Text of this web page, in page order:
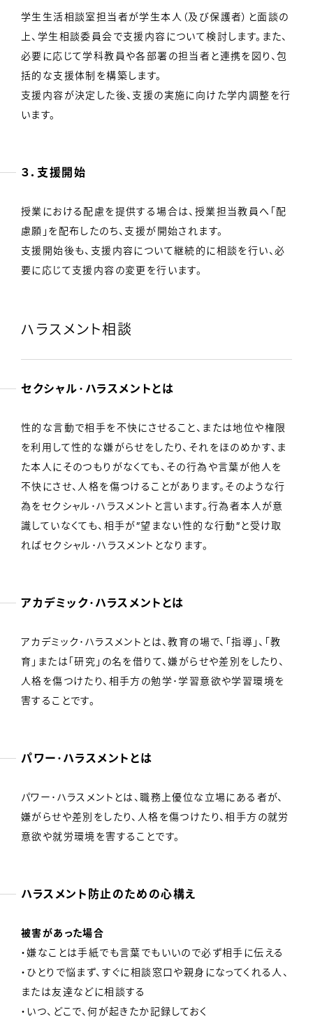
学生生活相談室担当者が学生本人（及び保護者）と面談の
上、学生相談委員会で支援内容について検討します。また、
必要に応じて学科教員や各部署の担当者と連携を図り、包
括的な支援体制を構築します。
支援内容が決定した後、支援の実施に向けた学内調整を行
います。
３．支援開始
授業における配慮を提供する場合は、授業担当教員へ「配
慮願」を配布したのち、支援が開始されます。
支援開始後も、支援内容について継続的に相談を行い、必
要に応じて支援内容の変更を行います。
ハラスメント相談
セクシャル･ハラスメントとは
性的な言動で相手を不快にさせること、または地位や権限
を利用して性的な嫌がらせをしたり、それをほのめかす、ま
た本人にそのつもりがなくても、その行為や言葉が他人を
不快にさせ、人格を傷つけることがあります。そのような行
為をセクシャル･ハラスメントと言います。行為者本人が意
識していなくても、相手が”望まない性的な行動”と受け取
ればセクシャル･ハラスメントとなります。
アカデミック･ハラスメントとは
アカデミック･ハラスメントとは、教育の場で、「指導」、「教
育」または「研究」の名を借りて、嫌がらせや差別をしたり、
人格を傷つけたり、相手方の勉学･学習意欲や学習環境を
害することです。
パワー･ハラスメントとは
パワー･ハラスメントとは、職務上優位な立場にある者が、
嫌がらせや差別をしたり、人格を傷つけたり、相手方の就労
意欲や就労環境を害することです。
ハラスメント防止のための心構え
被害があった場合
・嫌なことは手紙でも言葉でもいいので必ず相手に伝える
・ひとりで悩まず、すぐに相談窓口や親身になってくれる人、
または友達などに相談する
・いつ、どこで、何が起きたか記録しておく